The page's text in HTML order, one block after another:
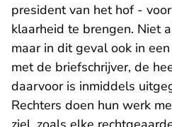
president van het hof -
klaarheid te brengen. Niet
maar in dit geval ook in
met de briefschrijver, de
daarvoor is inmiddels
Rechters doen hun werk